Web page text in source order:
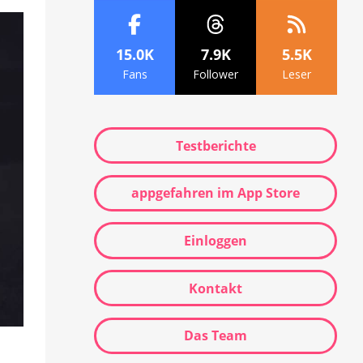
15.0K
Fans
7.9K
Follower
5.5K
Leser
Testberichte
appgefahren im App Store
Einloggen
Kontakt
Das Team